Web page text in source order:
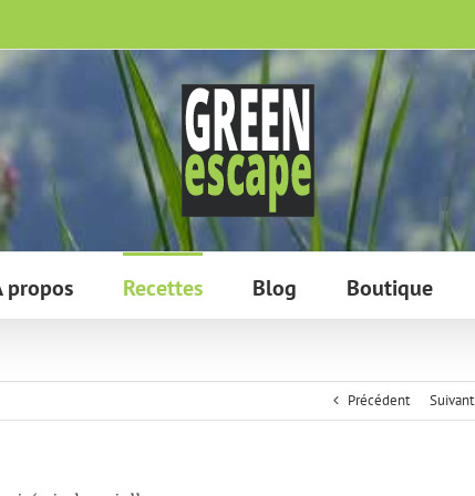
propos Recettes Blog Boutique
Précédent Suivant